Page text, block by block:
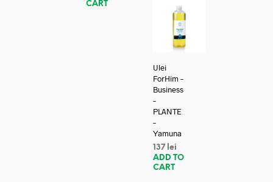
CART
Ulei
ForHim –
Business
–
PLANTE
–
Yamuna
137 lei
ADD TO
CART